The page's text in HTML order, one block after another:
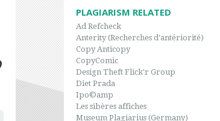
PLAGIARISM RELATED
Ad Refcheck
Anterity (Recherches d'antériorité)
Copy Anticopy
CopyComic
Design Theft Flick'r Group
Diet Prada
Ipo©amp
Les sibères affiches
Museum Plagiarius (Germany)